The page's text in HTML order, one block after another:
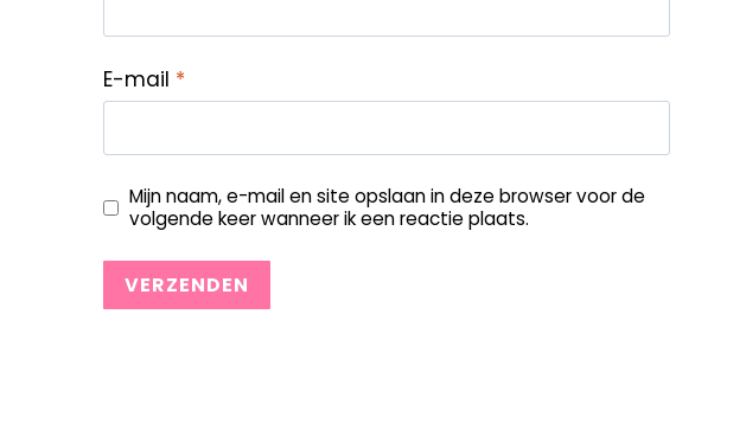
E-mail *
Mijn naam, e-mail en site opslaan in deze browser voor de
volgende keer wanneer ik een reactie plaats.